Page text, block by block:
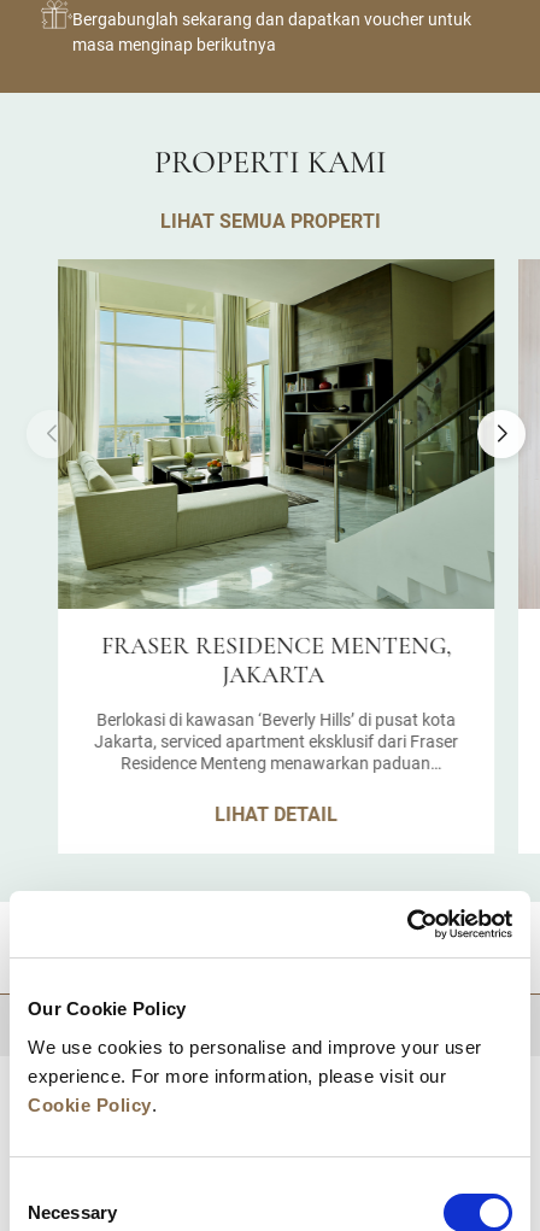
Our Cookie Policy
We use cookies to personalise and improve your user
experience. For more information, please visit our
Cookie Policy.
Selection
Necessary
Bergabunglah sekarang dan dapatkan voucher untuk
masa menginap berikutnya
PROPERTI KAMI
LIHAT SEMUA PROPERTI
FRASER RESIDENCE MENTENG,
JAKARTA
Berlokasi di kawasan ‘Beverly Hills’ di pusat kota
Jakarta, serviced apartment eksklusif dari Fraser
Residence Menteng menawarkan paduan
menenangkan untuk melepaskan diri dari semua
hiruk-pikuk perkotaan. 128 unit apartemen yang
ramah hewan peliharaan, serta ditata apik ini
10 menit dari kawasan pusat bisnis, kedutaan
besar, pusat perbelanjaan, dan landmark ikonik
seperti MONAS. Dengan beragam fasilitas rekreasi
dan keamanan 24 jam, properti ini ideal untuk
mencari apartemen eksklusif di Jakarta, untuk
masa tinggal lama maupun singkat.
LIHAT DETAIL